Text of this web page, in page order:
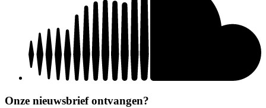
Onze nieuwsbrief ontvangen?